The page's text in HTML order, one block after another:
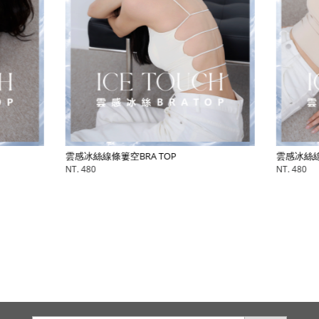
雲感冰絲線條簍空BRA TOP
NT. 480
雲感冰絲
NT. 480